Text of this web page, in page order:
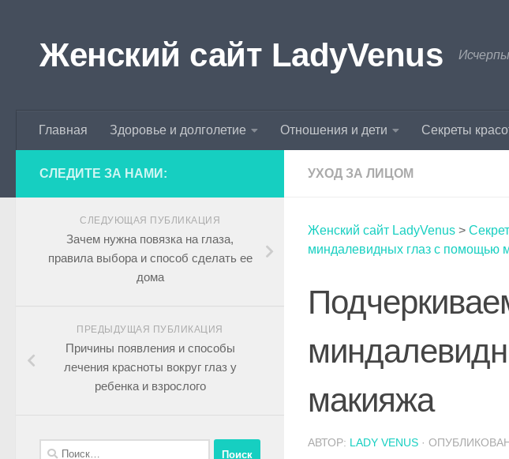
Женский сайт LadyVenus
Главная Здоровье и долголетие Отношения и дети Секреты
УХОД ЗА ЛИЦОМ
Женский сайт LadyVenus >
миндалевидных глаз с помощью
макияжа
АВТОР: LADY VENUS ·
СЛЕДИТЕ ЗА НАМИ:
СЛЕДУЮЩАЯ ПУБЛИКАЦИЯ
Зачем нужна повязка на глаза,
правила выбора и способ сделать ее
дома
ПРЕДЫДУЩАЯ ПУБЛИКАЦИЯ
Причины появления и способы
лечения красноты вокруг глаз у
ребенка и взрослого